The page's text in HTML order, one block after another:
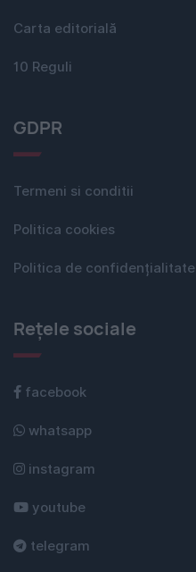
Carta editorială
10 Reguli
GDPR
Termeni si conditii
Politica cookies
Politica de confidențialitate
Rețele sociale
facebook
whatsapp
instagram
youtube
telegram